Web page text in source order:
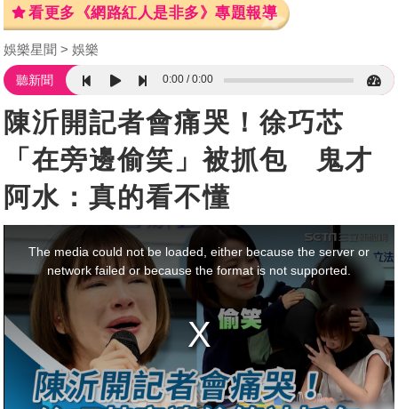
看更多《網路紅人是非多》專題報導
娛樂星聞 娛樂
聽新聞 0:00 0:00
陳沂開記者會痛哭！徐巧芯
「在旁邊偷笑」被抓包 鬼才
阿水：真的看不懂
The media could not be loaded, either because the server or
network failed or because the format is not supported.